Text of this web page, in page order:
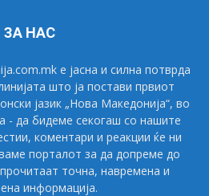
ЗА НАС
е јасна и силна потврда
што ја постави првиот
јазик „Нова Македонија“, во
- да бидеме секогаш со нашите
коментари и реакции ќе ни
порталот за да допреме до
точна, навремена и
информација.